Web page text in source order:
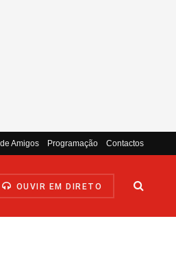
Amigos Programação Contactos
OUVIR EM DIRETO